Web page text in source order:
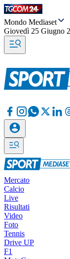
Mondo Mediaset
Giovedì 25 Giugno
Mercato
Calcio
Live
Risultati
Video
Foto
Tennis
Drive UP
F1